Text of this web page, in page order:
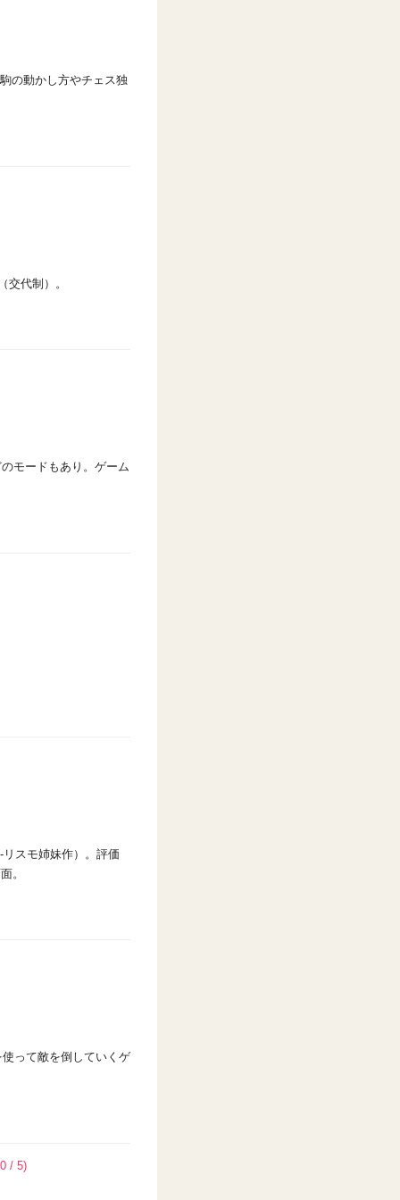
の動かし方やチェス独
交代制）。
モードもあり。ゲーム
スモ姉妹作）。評価
。
って敵を倒していくゲ
/ 5)